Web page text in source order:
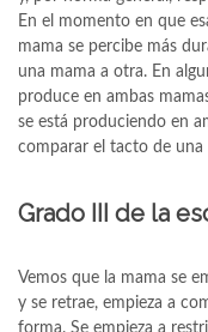
En el momento en que
mama se percibe más
una mama a otra. En
produce en ambas
se está produciendo en
comparar el tacto de
Grado III de la
Vemos que la mama se
y se retrae, empieza a
forma. Se empieza a